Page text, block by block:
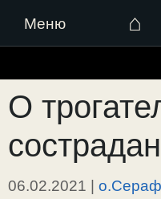
Меню ⌂
к
содержимому
О
06.02.2021 |